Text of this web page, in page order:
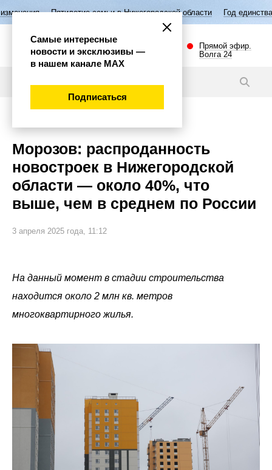
семьи в Нижегородской области Год единства народов России
Прямой эфир.
Волга 24
Морозов: распроданность
новостроек в Нижегородской
области — около 40%, что
выше, чем в среднем по России
3 апреля 2025 года, 11:12
На данный момент в стадии строительства
находится около 2 млн кв. метров
многоквартирного жилья.
Самые интересные
новости и эксклюзивы —
в нашем канале МАХ
Подписаться